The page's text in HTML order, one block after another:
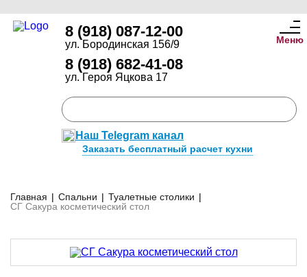
8 (918) 087-12-00
ул. Бородинская 156/9
8 (918) 682-41-08
ул. Героя Яцкова 17
Наш Telegram канал
Заказать бесплатный расчет кухни
Меню
Главная | Спальни | Туалетные столики |
СГ Сакура косметический стол